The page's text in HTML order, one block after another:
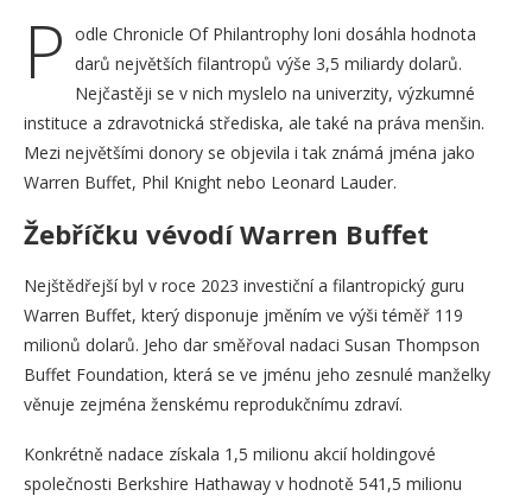
P odle Chronicle Of Philantrophy loni dosáhla hodnota
darů největších filantropů výše 3,5 miliardy dolarů.
Nejčastěji se v nich myslelo na univerzity, výzkumné
instituce a zdravotnická střediska, ale také na práva menšin.
Mezi největšími donory se objevila i tak známá jména jako
Warren Buffet, Phil Knight nebo Leonard Lauder.
Žebříčku vévodí Warren Buffet
Nejštědřejší byl v roce 2023 investiční a filantropický guru
Warren Buffet, který disponuje jměním ve výši téměř 119
milionů dolarů. Jeho dar směřoval nadaci Susan Thompson
Buffet Foundation, která se ve jménu jeho zesnulé manželky
věnuje zejména ženskému reprodukčnímu zdraví.
Konkrétně nadace získala 1,5 milionu akcií holdingové
společnosti Berkshire Hathaway v hodnotě 541,5 milionu